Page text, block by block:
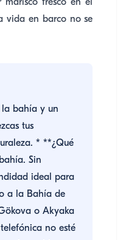
marisco fresco en el
vida en barco no se
la bahía y un
tus
* **¿Qué
Sin
ideal para
a la Bahía de
o Akyaka
no esté